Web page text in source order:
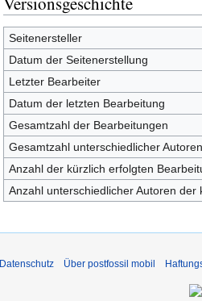
Seitenersteller
Datum der Seitenerstellung
Letzter Bearbeiter
Datum der letzten Bearbeitung
Gesamtzahl der Bearbeitungen
Gesamtzahl unterschiedlicher Autoren
Anzahl der kürzlich erfolgten
Anzahl unterschiedlicher Autoren
Datenschutz Über postfossil mobil